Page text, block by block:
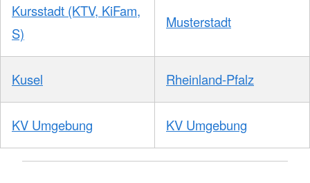
Kursstadt (KTV, KiFam,
S)
Musterstadt
Kusel Rheinland-Pfalz
KV Umgebung KV Umgebung